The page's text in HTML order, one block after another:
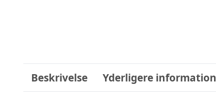
Beskrivelse Yderligere information